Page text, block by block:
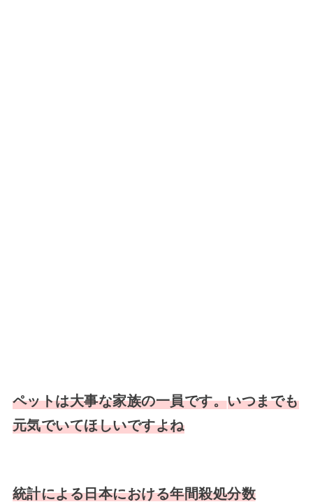
ペットは大事な家族の一員です。いつまでも
元気でいてほしいですよね
統計による日本における年間殺処分数